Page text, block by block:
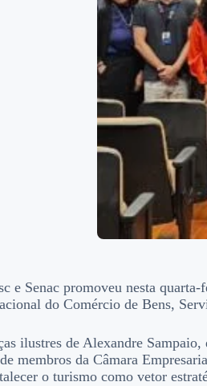
e Senac promoveu nesta
do Comércio de Bens,
ilustres de Alexandre
membros da Câmara
o turismo como vetor